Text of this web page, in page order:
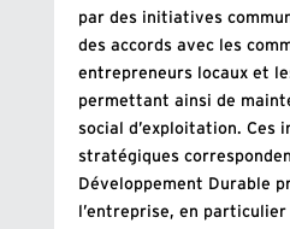
par des initiatives
des accords avec les
entrepreneurs locaux et
permettant ainsi de
social d’exploitation. Ces
stratégiques
Développement Durable
l’entreprise, en particulier